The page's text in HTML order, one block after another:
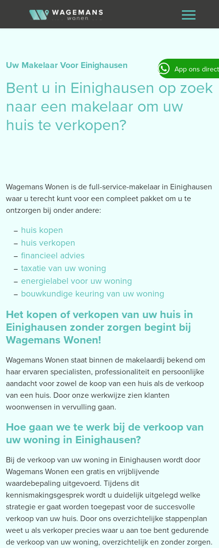
App ons direct
Uw Makelaar Voor Einighausen
Bent u in Einighausen op zoek
naar een makelaar om uw
huis te verkopen?
Wagemans Wonen is de full-service-makelaar in Einighausen
waar u terecht kunt voor een compleet pakket om u te
ontzorgen bij onder andere:
huis kopen
huis verkopen
financieel advies
taxatie van uw woning
energielabel voor uw woning
bouwkundige keuring van uw woning
Het kopen of verkopen van uw huis in
Einighausen zonder zorgen begint bij
Wagemans Wonen!
Wagemans Wonen staat binnen de makelaardij bekend om
haar ervaren specialisten, professionaliteit en persoonlijke
aandacht voor zowel de koop van een huis als de verkoop
van een huis. Door onze werkwijze zien klanten
woonwensen in vervulling gaan.
Hoe gaan we te werk bij de verkoop van
uw woning in Einighausen?
Bij de verkoop van uw woning in Einighausen wordt door
Wagemans Wonen een gratis en vrijblijvende
waardebepaling uitgevoerd. Tijdens dit
kennismakingsgesprek wordt u duidelijk uitgelegd welke
strategie er gaat worden toegepast voor de succesvolle
verkoop van uw huis. Door ons overzichtelijke stappenplan
weet u als verkoper precies waar u aan toe bent gedurende
de verkoop van uw woning, overzichtelijk en zonder zorgen.